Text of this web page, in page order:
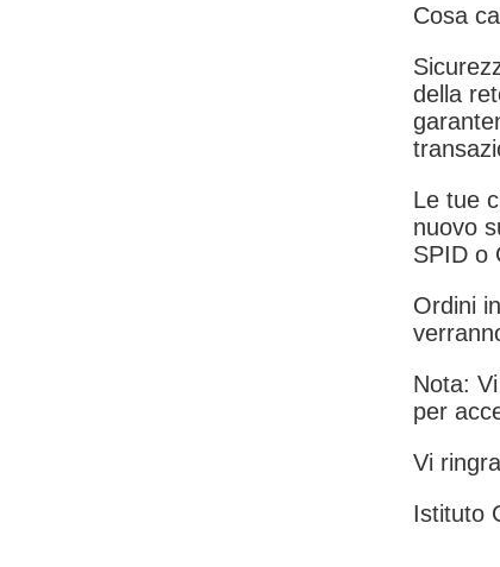
Cosa
della
Le tue
nuovo
SPID o
Ordini
Nota:
per
Vi
Istituto